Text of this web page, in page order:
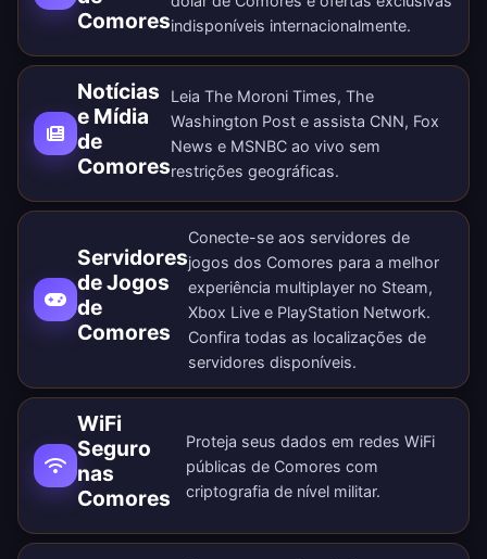
Comoresindisponíveis internacionalmente.
Notícias
e Mídia
de
Comores
Leia The Moroni Times, The
Washington Post e assista CNN, Fox
News e MSNBC ao vivo sem
restrições geográficas.
Servidores
de Jogos
de
Comores
Conecte-se aos servidores de
jogos dos Comores para a melhor
experiência multiplayer no Steam,
Xbox Live e PlayStation Network.
Confira todas as localizações de
servidores disponíveis.
WiFi
Seguro
nas
Comores
Proteja seus dados em redes WiFi
públicas de Comores com
criptografia de nível militar.